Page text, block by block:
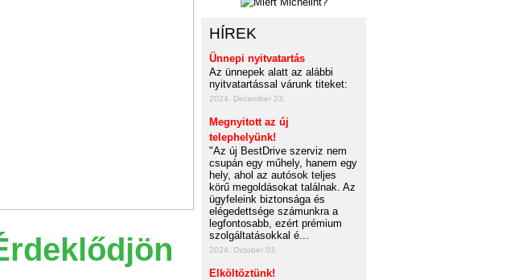
HÍREK
Ünnepi nyitvatartás
Az ünnepek alatt az alábbi
nyitvatartással várunk titeket:
2024. December 23.
Megnyitott az új
telephelyünk!
"Az új BestDrive szerviz nem
csupán egy műhely, hanem egy
hely, ahol az autósok teljes
körű megoldásokat találnak. Az
ügyfeleink biztonsága és
elégedettsége számunkra a
legfontosabb, ezért prémium
szolgáltatásokkal é...
2024. October 03.
Elköltöztünk!